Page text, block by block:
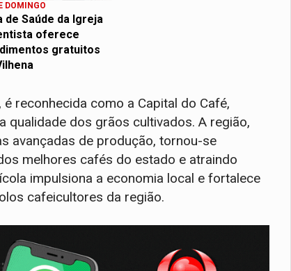
DOMINGO
de Saúde da Igreja
oferece
gratuitos
reconhecida como a Capital do Café,
qualidade dos grãos cultivados. A região,
avançadas de produção, tornou-se
melhores cafés do estado e atraindo
impulsiona a economia local e fortalece
cafeicultores da região.